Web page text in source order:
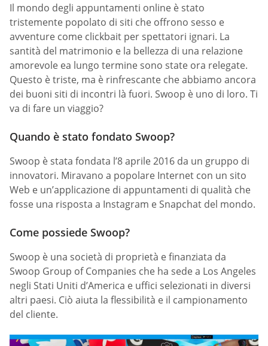
Il mondo degli appuntamenti online è stato
tristemente popolato di siti che offrono sesso e
avventure come clickbait per spettatori ignari. La
santità del matrimonio e la bellezza di una relazione
amorevole ea lungo termine sono state ora relegate.
Questo è triste, ma è rinfrescante che abbiamo ancora
dei buoni siti di incontri là fuori. Swoop è uno di loro. Ti
va di fare un viaggio?
Quando è stato fondato Swoop?
Swoop è stata fondata l’8 aprile 2016 da un gruppo di
innovatori. Miravano a popolare Internet con un sito
Web e un’applicazione di appuntamenti di qualità che
fosse una risposta a Instagram e Snapchat del mondo.
Come possiede Swoop?
Swoop è una società di proprietà e finanziata da
Swoop Group of Companies che ha sede a Los Angeles
negli Stati Uniti d’America e uffici selezionati in diversi
altri paesi. Ciò aiuta la flessibilità e il campionamento
del cliente.